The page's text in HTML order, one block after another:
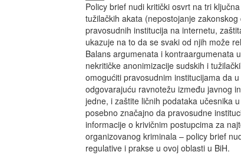
Email
Policy brief nudi kritički osvrt na tri
tužilačkih akata (nepostojanje
pravosudnih institucija na internetu,
ukazuje na to da se svaki od njih može
Balans argumenata i kontraargumenata
nekritičke anonimizacije sudskih i
omogućiti pravosudnim institucijama da
odgovarajuću ravnotežu između javnog
jedne, i zaštite ličnih podataka učesnika
posebno značajno da pravosudne
informacije o krivičnim postupcima za
organizovanog kriminala – policy brief
regulative i prakse u ovoj oblasti u BiH.